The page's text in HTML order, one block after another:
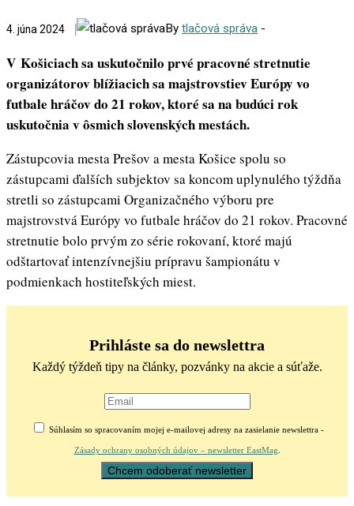
4. júna 2024 By tlačová správa -
V Košiciach sa uskutočnilo prvé pracovné stretnutie
organizátorov blížiacich sa majstrovstiev Európy vo
futbale hráčov do 21 rokov, ktoré sa na budúci rok
uskutočnia v ôsmich slovenských mestách.
Zástupcovia mesta Prešov a mesta Košice spolu so
zástupcami ďalších subjektov sa koncom uplynulého týždňa
stretli so zástupcami Organizačného výboru pre
majstrovstvá Európy vo futbale hráčov do 21 rokov. Pracovné
stretnutie bolo prvým zo série rokovaní, ktoré majú
odštartovať intenzívnejšiu prípravu šampionátu v
podmienkach hostiteľských miest.
Prihláste sa do newslettra
Každý týždeň tipy na články, pozvánky na akcie a súťaže.
Súhlasím so spracovaním mojej e-mailovej adresy na zasielanie newslettra -
Zásady ochrany osobných údajov – newsletter EastMag